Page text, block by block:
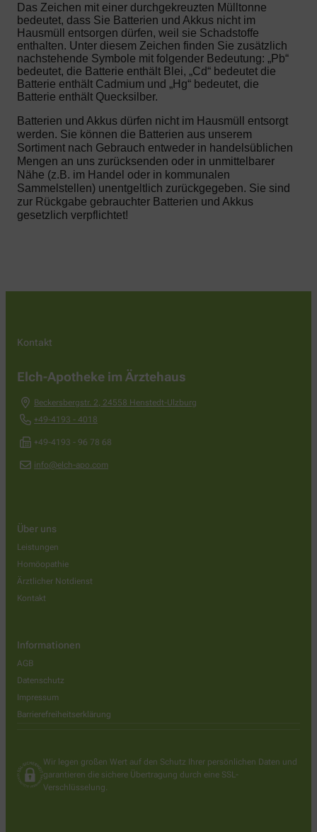
Das Zeichen mit einer durchgekreuzten Mülltonne
bedeutet, dass Sie Batterien und Akkus nicht im
Hausmüll entsorgen dürfen, weil sie Schadstoffe
enthalten. Unter diesem Zeichen finden Sie zusätzlich
nachstehende Symbole mit folgender Bedeutung: „Pb“
bedeutet, die Batterie enthält Blei, „Cd“ bedeutet die
Batterie enthält Cadmium und „Hg“ bedeutet, die
Batterie enthält Quecksilber.
Batterien und Akkus dürfen nicht im Hausmüll entsorgt
werden. Sie können die Batterien aus unserem
Sortiment nach Gebrauch entweder in handelsüblichen
Mengen an uns zurücksenden oder in unmittelbarer
Nähe (z.B. im Handel oder in kommunalen
Sammelstellen) unentgeltlich zurückgegeben. Sie sind
zur Rückgabe gebrauchter Batterien und Akkus
gesetzlich verpflichtet!
Kontakt
Elch-Apotheke im Ärztehaus
Beckersbergstr. 2, 24558 Henstedt-Ulzburg
+49-4193 - 4018
+49-4193 - 96 78 68
info@elch-apo.com
Über uns
Leistungen
Homöopathie
Ärztlicher Notdienst
Kontakt
Informationen
AGB
Datenschutz
Impressum
Barrierefreiheitserklärung
Wir legen großen Wert auf den Schutz Ihrer persönlichen Daten und
garantieren die sichere Übertragung durch eine SSL-
Verschlüsselung.